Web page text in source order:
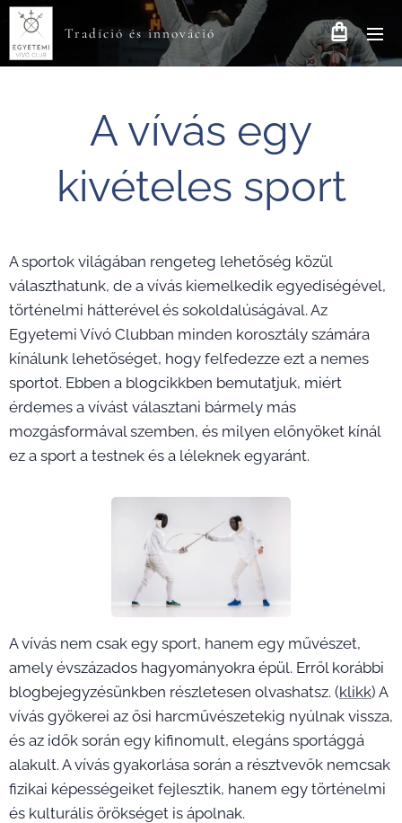
Tradíció és innováció
A vívás egy
kivételes sport
A sportok világában rengeteg lehetőség közül
választhatunk, de a vívás kiemelkedik egyediségével,
történelmi hátterével és sokoldalúságával. Az
Egyetemi Vívó Clubban minden korosztály számára
kínálunk lehetőséget, hogy felfedezze ezt a nemes
sportot. Ebben a blogcikkben bemutatjuk, miért
érdemes a vívást választani bármely más
mozgásformával szemben, és milyen előnyöket kínál
ez a sport a testnek és a léleknek egyaránt.
A vívás nem csak egy sport, hanem egy művészet,
amely évszázados hagyományokra épül. Erről korábbi
blogbejegyzésünkben részletesen olvashatsz. (klikk) A
vívás gyökerei az ősi harcművészetekig nyúlnak vissza,
és az idők során egy kifinomult, elegáns sportággá
alakult. A vívás gyakorlása során a résztvevők nemcsak
fizikai képességeiket fejlesztik, hanem egy történelmi
és kulturális örökséget is ápolnak.